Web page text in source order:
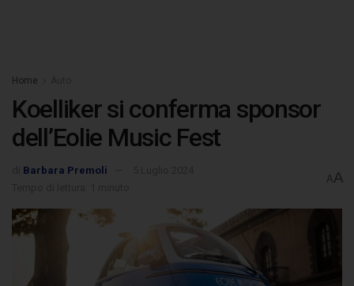
Home
Koelliker si conferma sponsor
dell’Eolie Music Fest
Barbara Premoli
AA